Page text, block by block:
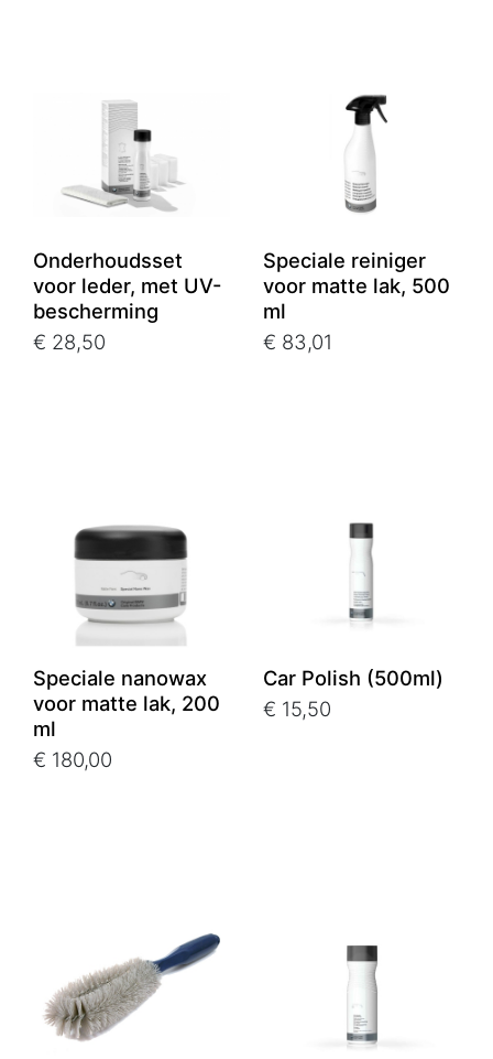
Onderhoudsset
voor leder, met UV-
bescherming
€ 28,50
Speciale reiniger
voor matte lak, 500
ml
€ 83,01
Speciale nanowax
voor matte lak, 200
ml
€ 180,00
Car Polish (500ml)
€ 15,50